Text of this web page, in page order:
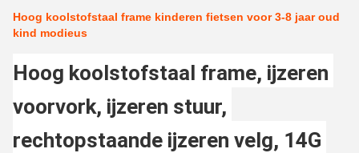
Hoog koolstofstaal frame kinderen fietsen voor 3-8 jaar oud
kind modieus
Hoog koolstofstaal frame, ijzeren
voorvork, ijzeren stuur,
rechtopstaande ijzeren velg, 14G